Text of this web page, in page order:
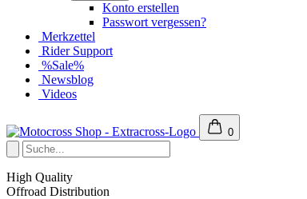
Konto erstellen
Passwort vergessen?
Merkzettel
Rider Support
%Sale%
Newsblog
Videos
0
High Quality
Offroad Distribution